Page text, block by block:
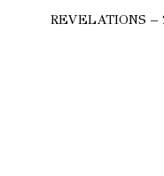
REVELATIONS –